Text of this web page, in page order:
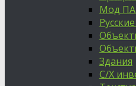
Мод
Здания
С/Х